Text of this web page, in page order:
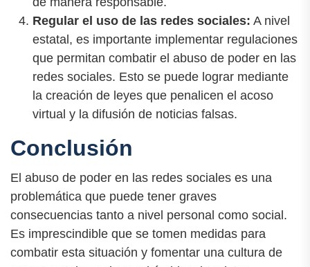
Regular el uso de las redes sociales: A nivel
estatal, es importante implementar regulaciones
que permitan combatir el abuso de poder en las
redes sociales. Esto se puede lograr mediante
la creación de leyes que penalicen el acoso
virtual y la difusión de noticias falsas.
Conclusión
El abuso de poder en las redes sociales es una
problemática que puede tener graves
consecuencias tanto a nivel personal como social.
Es imprescindible que se tomen medidas para
combatir esta situación y fomentar una cultura de